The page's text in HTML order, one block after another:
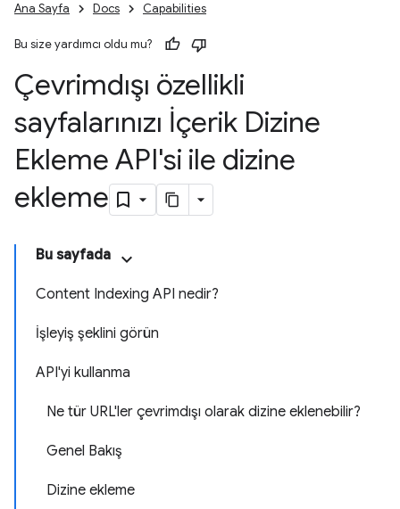
Ana Sayfa Docs Capabilities
Bu size yardımcı oldu mu?
Çevrimdışı özellikli
sayfalarınızı İçerik Dizine
Ekleme API'si ile dizine
ekleme
Bu sayfada
Content Indexing API nedir?
İşleyiş şeklini görün
API'yi kullanma
Ne tür URL'ler çevrimdışı olarak dizine eklenebilir?
Genel Bakış
Dizine ekleme